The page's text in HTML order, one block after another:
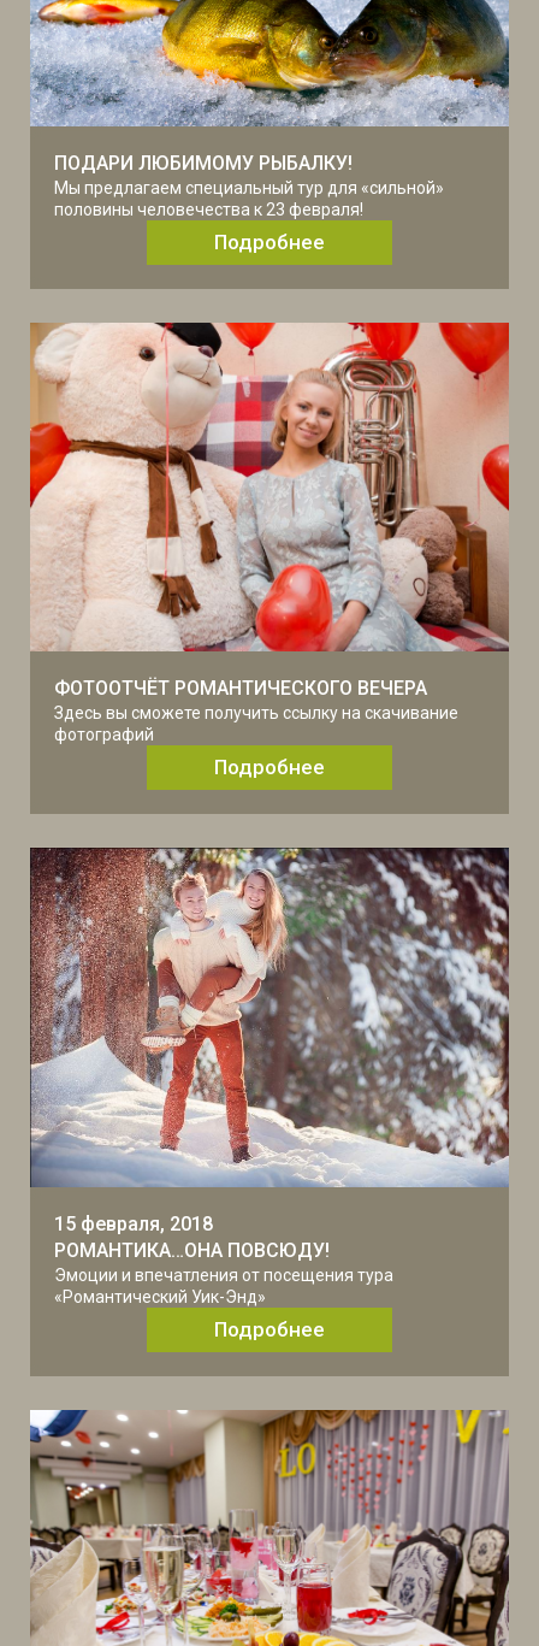
ПОДАРИ ЛЮБИМОМУ РЫБАЛКУ!
Мы предлагаем специальный тур для «сильной»
половины человечества к 23 февраля!
Подробнее
ФОТООТЧЁТ РОМАНТИЧЕСКОГО ВЕЧЕРА
Здесь вы сможете получить ссылку на скачивание
фотографий
Подробнее
15 февраля, 2018
РОМАНТИКА…ОНА ПОВСЮДУ!
Эмоции и впечатления от посещения тура
«Романтический Уик-Энд»
Подробнее